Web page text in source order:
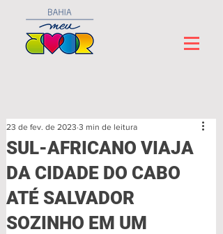
SUL-AFRICANO VIAJA
DA CIDADE DO CABO
ATÉ SALVADOR
SOZINHO EM UM
23 de fev. de 2023 3 min de leitura